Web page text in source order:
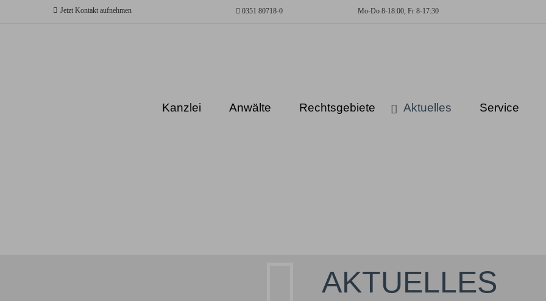
Jetzt Kontakt aufnehmen 0351 80718-0 Mo-Do 8-18:00, Fr 8-17:30
Kanzlei Anwälte Rechtsgebiete Aktuelles Service
AKTUELLES